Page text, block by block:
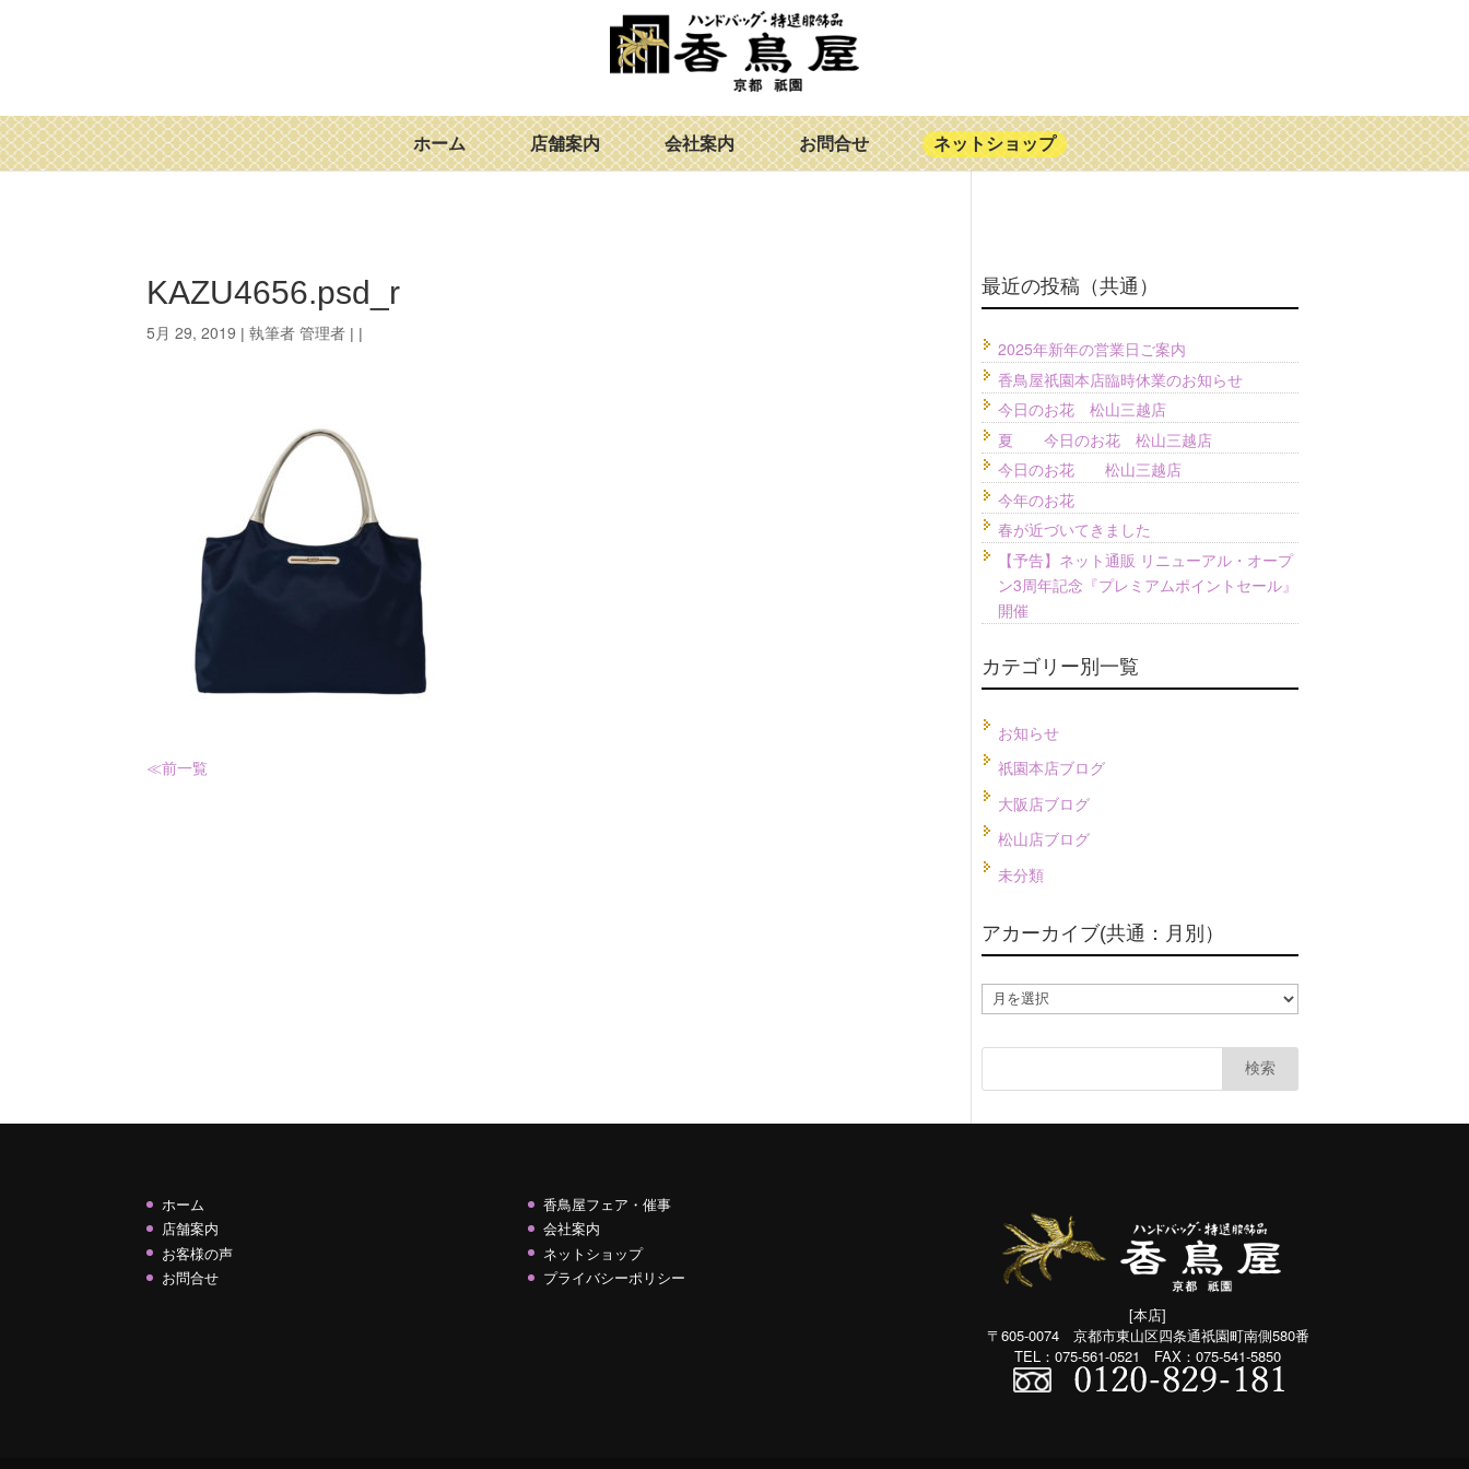
ホーム 店舗案内 会社案内 お問合せ ネットショップ
KAZU4656.psd_r
5月 29, 2019 | 執筆者管理者 | |
≪前一覧
最近の投稿（共通）
2025年新年の営業日ご案内
香鳥屋祇園本店臨時休業のお知らせ
今日のお花 松山三越店
夏 今日のお花 松山三越店
今日のお花 松山三越店
今年のお花
春が近づいてきました
【予告】ネット通販 リニューアル・オープ
ン3周年記念『プレミアムポイントセール』
開催
カテゴリー別一覧
お知らせ
祇園本店ブログ
大阪店ブログ
松山店ブログ
未分類
アカーカイブ(共通：月別）
カ
ー
イ
ブ
別）
ホーム
香鳥屋フェア・催事
店舗案内
会社案内
お客様の声
ネットショップ
お問合せ
プライバシーポリシー
[本店]
〒605-0074 京都市東山区四条通祇園町南側580番
TEL：075-561-0521 FAX：075-541-5850